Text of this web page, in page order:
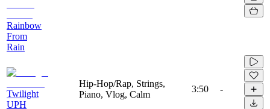
Rainbow
From
Rain
Twilight
UPH
Hip-Hop/Rap, Strings,
Piano, Vlog, Calm
3:50 -